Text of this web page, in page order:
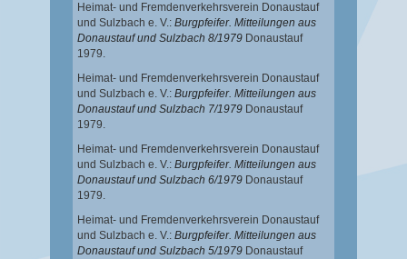
Heimat- und Fremdenverkehrsverein Donaustauf
und Sulzbach e. V.: Burgpfeifer. Mitteilungen aus
Donaustauf und Sulzbach 8/1979 Donaustauf
1979.
Heimat- und Fremdenverkehrsverein Donaustauf
und Sulzbach e. V.: Burgpfeifer. Mitteilungen aus
Donaustauf und Sulzbach 7/1979 Donaustauf
1979.
Heimat- und Fremdenverkehrsverein Donaustauf
und Sulzbach e. V.: Burgpfeifer. Mitteilungen aus
Donaustauf und Sulzbach 6/1979 Donaustauf
1979.
Heimat- und Fremdenverkehrsverein Donaustauf
und Sulzbach e. V.: Burgpfeifer. Mitteilungen aus
Donaustauf und Sulzbach 5/1979 Donaustauf